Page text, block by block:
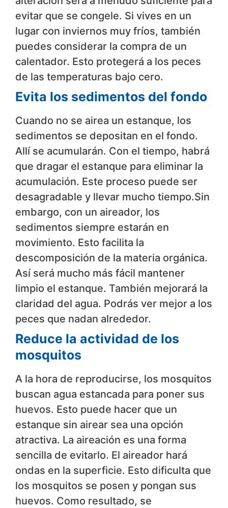
evitar que se congele. Si vives en un
lugar con inviernos muy fríos, también
puedes considerar la compra de un
calentador. Esto protegerá a los peces
de las temperaturas bajo cero.
Evita los sedimentos del fondo
Cuando no se airea un estanque, los
sedimentos se depositan en el fondo.
Allí se acumularán. Con el tiempo, habrá
que dragar el estanque para eliminar la
acumulación. Este proceso puede ser
desagradable y llevar mucho tiempo.Sin
embargo, con un aireador, los
sedimentos siempre estarán en
movimiento. Esto facilita la
descomposición de la materia orgánica.
Así será mucho más fácil mantener
limpio el estanque. También mejorará la
claridad del agua. Podrás ver mejor a los
peces que nadan alrededor.
Reduce la actividad de los
mosquitos
A la hora de reproducirse, los mosquitos
buscan agua estancada para poner sus
huevos. Esto puede hacer que un
estanque sin airear sea una opción
atractiva. La aireación es una forma
sencilla de evitarlo. El aireador hará
ondas en la superficie. Esto dificulta que
los mosquitos se posen y pongan sus
huevos. Como resultado, se